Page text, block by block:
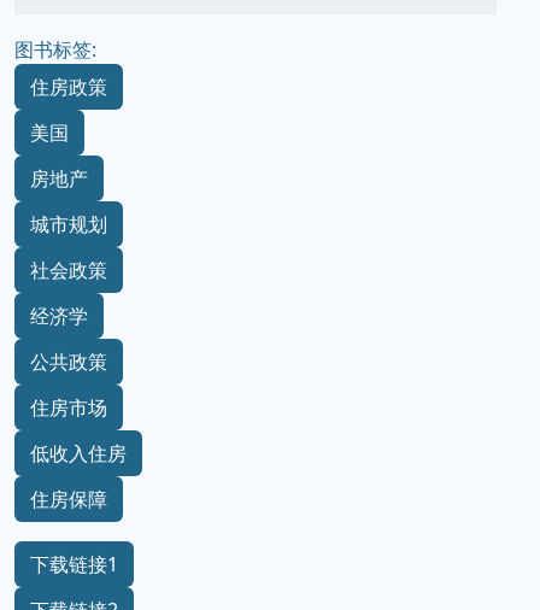
图书标签:
住房政策
美国
房地产
城市规划
社会政策
经济学
公共政策
住房市场
低收入住房
住房保障
下载链接1